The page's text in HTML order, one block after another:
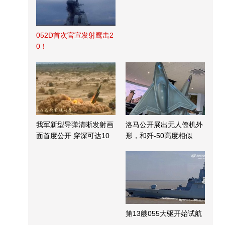
052D首次官宣发射鹰击2
0！
我军新型导弹清晰发射画
面首度公开 穿深可达10
洛马公开展出无人僚机外
形，和歼-50高度相似
第13艘055大驱开始试航